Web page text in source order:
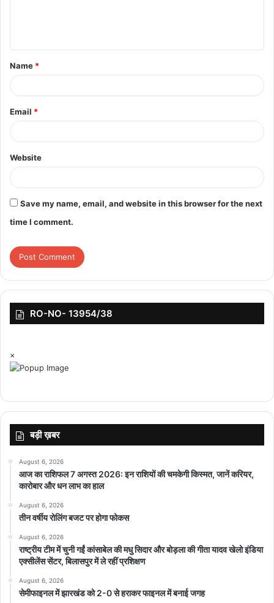
t
*
Name *
Email *
Website
Save my name, email, and website in this browser for the next
time I comment.
RO-NO- 13954/38
×
बड़ी ख़बर
August 6, 2026
आज का राशिफल 7 अगस्त 2026: इन राशियों की चमकेगी किस्मत, जानें करियर,
कारोबार और धन लाभ का हाल
August 6, 2026
तीन वर्षीय रोलिंग बजट पर होगा फोकस
August 6, 2026
राष्ट्रीय टीम में चुनी गईं कांसाबेल की मधु सिदार और बोड़ला की गीता यादव खेलो इंडिया
एक्सीलेंस सेंटर, बिलासपुर में ले रहीं प्रशिक्षण
August 6, 2026
सेमीफाइनल में झारखंड को 2-0 से हराकर फाइनल में बनाई जगह